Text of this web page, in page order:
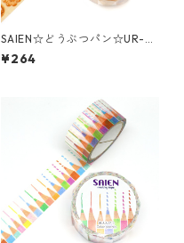
SAIEN☆どうぶつパン☆UR-0
278☆マスキングテープ
¥264